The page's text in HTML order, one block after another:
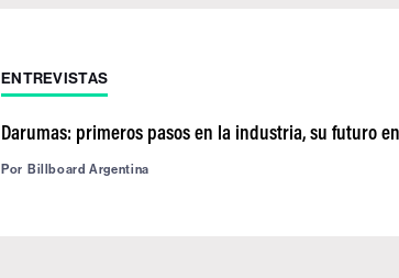
ENTREVISTAS
Darumas: primeros pasos en la industria, su futuro
Por Billboard Argentina